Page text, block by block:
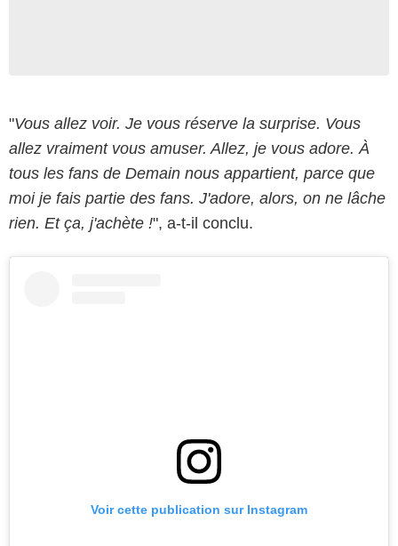
"Vous allez voir. Je vous réserve la surprise. Vous
allez vraiment vous amuser. Allez, je vous adore. À
tous les fans de Demain nous appartient, parce que
moi je fais partie des fans. J'adore, alors, on ne lâche
rien. Et ça, j'achète !", a-t-il conclu.
Voir cette publication sur Instagram